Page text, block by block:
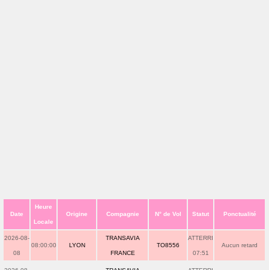
Date
Heure
Locale
Origine Compagnie N° de Vol Statut Ponctualité
2026-08-
08
08:00:00 LYON
TRANSAVIA
FRANCE
TO8556
ATTERRI
07:51
Aucun retard